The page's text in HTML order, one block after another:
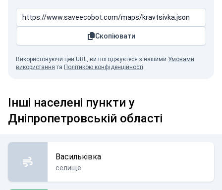
Скопіювати
Використовуючи цей URL, ви погоджуєтеся з нашими Умовами
використання та Політикою конфіденційності.
Інші населені пункти у
Дніпропетровській області
Васильківка
селище